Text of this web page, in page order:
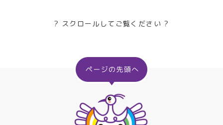
? スクロールしてご覧ください ?